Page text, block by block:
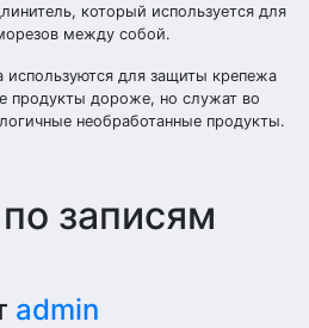
который используется для
между собой.
для защиты крепежа
продукты дороже, но служат во
необработанные продукты.
записям
admin